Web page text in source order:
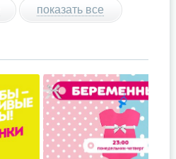
показать все